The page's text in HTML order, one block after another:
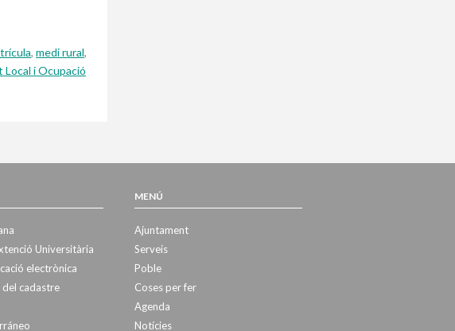
,medi rural,
i Ocupació
Universitària
electrònica
cadastre
MENÚ
Ajuntament
Serveis
Poble
Coses per fer
Agenda
Notícies